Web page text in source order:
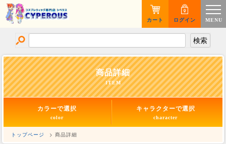
MENU
ログイン
カート
商品詳細
ITEM
カラーで選択
color
キャラクターで選択
character
トップページ > 商品詳細